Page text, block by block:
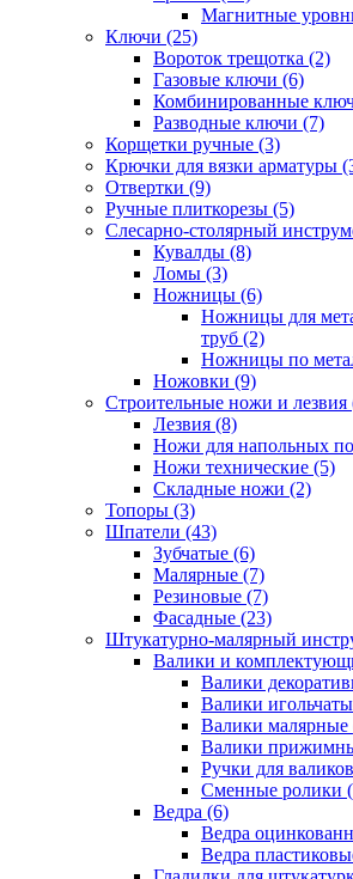
Магнитные
Ключи (25)
Вороток трещотка (2)
Газовые ключи (6)
Комбинированные
Разводные ключи (7)
Корщетки ручные (3)
Крючки для вязки арматуры
Отвертки (9)
Ручные плиткорезы (5)
Слесарно-столярный
Кувалды (8)
Ломы (3)
Ножницы (6)
Ножницы для
труб (2)
Ножницы по
Ножовки (9)
Строительные ножи и лезвия
Лезвия (8)
Ножи для напольных
Ножи технические (5)
Складные ножи (2)
Топоры (3)
Шпатели (43)
Зубчатые (6)
Малярные (7)
Резиновые (7)
Фасадные (23)
Штукатурно-малярный
Валики и
Валики
Валики
Валики малярные
Валики
Ручки для
Сменные ролики
Ведра (6)
Ведра
Ведра